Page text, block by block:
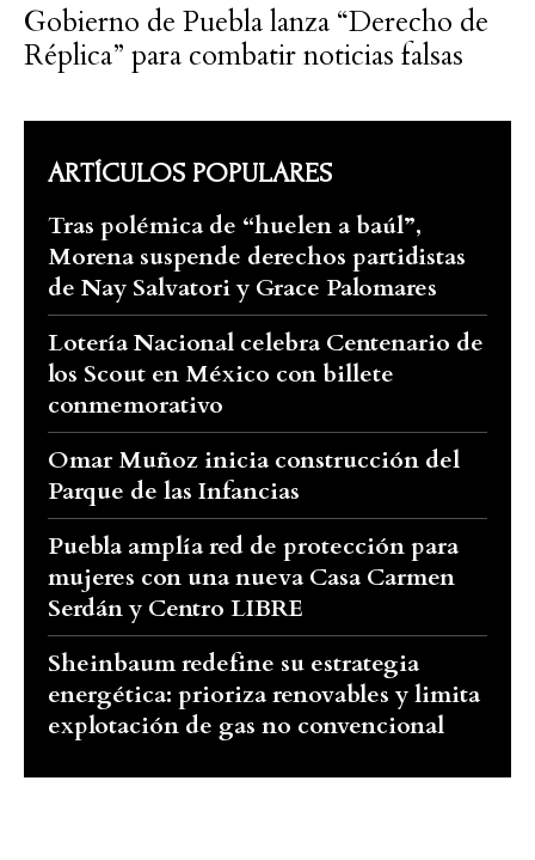
Gobierno de Puebla lanza “Derecho de
Réplica” para combatir noticias falsas
ARTÍCULOS POPULARES
Tras polémica de “huelen a baúl”,
Morena suspende derechos partidistas
de Nay Salvatori y Grace Palomares
Lotería Nacional celebra Centenario de
los Scout en México con billete
conmemorativo
Omar Muñoz inicia construcción del
Parque de las Infancias
Puebla amplía red de protección para
mujeres con una nueva Casa Carmen
Serdán y Centro LIBRE
Sheinbaum redefine su estrategia
energética: prioriza renovables y limita
explotación de gas no convencional